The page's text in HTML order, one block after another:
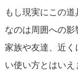
もし現実にこの
なのは周囲への影
家族や友達、近く
い使い方とはい